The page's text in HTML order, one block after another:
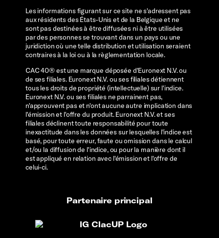
Les informations figurant sur ce site ne s'adressent pas
aux résidents des États-Unis et de la Belgique et ne
sont pas destinées à être diffusées ni à être utilisées
par des personnes se trouvant dans un pays ou une
juridiction où une telle distribution et utilisation seraient
contraires à la loi ou à la règlementation locale.
CAC 40® est une marque déposée d'Euronext N.V. ou
de ses filiales. Euronext N.V. ou ses filiales détiennent
tous les droits de propriété (intellectuelle) sur l'indice.
Euronext N.V. ou ses filiales ne parrainent pas,
n'approuvent pas et n'ont aucune autre implication dans
l'émission et l'offre du produit. Euronext N.V. et ses
filiales déclinent toute responsabilité pour toute
inexactitude dans les données sur lesquelles l'indice est
basé, pour toute erreur, faute ou omission dans le calcul
et/ou la diffusion de l'indice, ou pour la manière dont il
est appliqué en relation avec l'émission et l'offre de
celui-ci.
Partenaire principal